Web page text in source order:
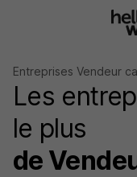
Entreprises Vendeur
Les
le plus
de